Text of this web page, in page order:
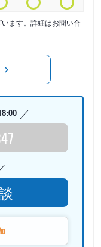
ます。詳細はお問い合